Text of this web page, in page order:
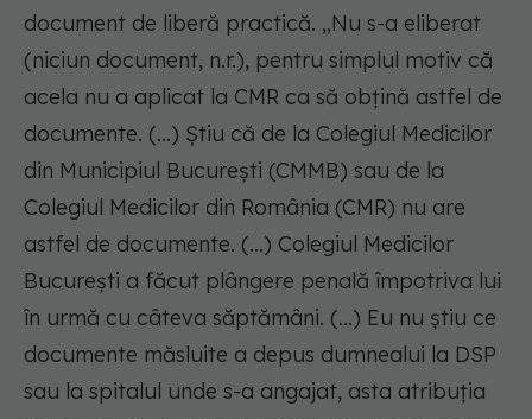
document de liberă practică. „Nu s-a eliberat
(niciun document, n.r.), pentru simplul motiv că
acela nu a aplicat la CMR ca să obțină astfel de
documente. (...) Știu că de la Colegiul Medicilor
din Municipiul București (CMMB) sau de la
Colegiul Medicilor din România (CMR) nu are
astfel de documente. (...) Colegiul Medicilor
București a făcut plângere penală împotriva lui
în urmă cu câteva săptămâni. (...) Eu nu știu ce
documente măsluite a depus dumnealui la DSP
sau la spitalul unde s-a angajat, asta atribuția